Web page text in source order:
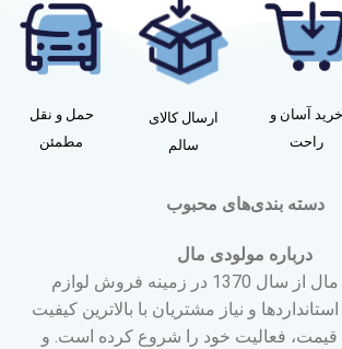
خرید آسان و
راحت
ارسال کالای
سالم
حمل و نقل
مطمئن
دسته بندی‌های محبوب
درباره مولودی مال
گروه مولودی مال از سال 1370 در زمینه فروش لوازم
و نیاز مشتریان با بالاترین کیفیت
قیمت، فعالیت خود را شروع کرده است. و